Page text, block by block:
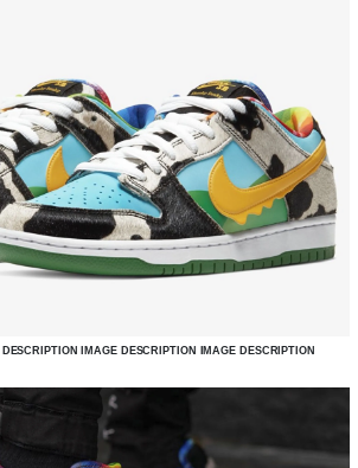
IMAGE DESCRIPTION IMAGE DESCRIPTION